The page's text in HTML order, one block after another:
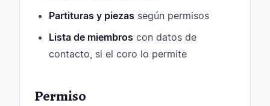
Partituras y piezas según permisos
Lista de miembros con datos de
contacto, si el coro lo permite
Permiso